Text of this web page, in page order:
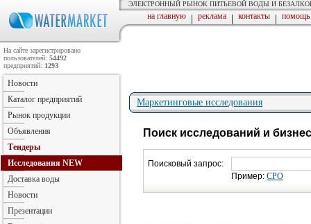
ЭЛЕКТРОННЫЙ РЫНОК ПИТЬЕВОЙ ВОДЫ И
на главную | реклама | контакты | помощь
Маркетинговые исследования
Поиск исследований и
Поисковый запрос:
Пример: СРО
На сайте зарегистрировано
пользователей: 54492
предприятий: 1293
Новости
Каталог предприятий
Рынок продукции
Объявления
Тендеры
Исследования NEW
Доставка воды
Новости
Презентации